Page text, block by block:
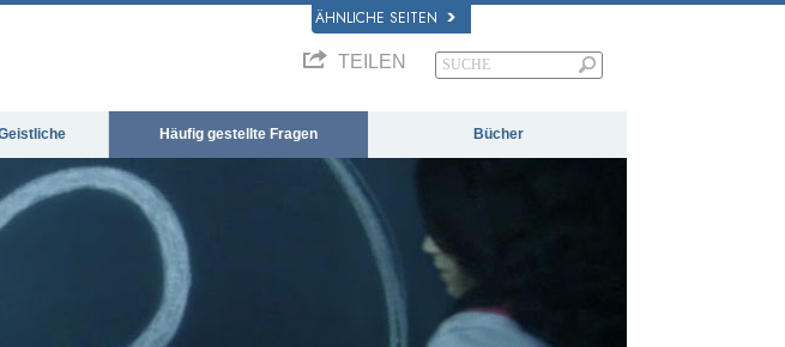
ÄHNLICHE SEITEN
TEILEN
Häufig gestellte Fragen Bücher